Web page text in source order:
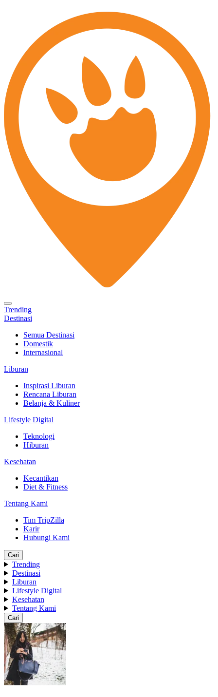
Trending
Destinasi
Semua Destinasi
Domestik
Internasional
Liburan
Inspirasi Liburan
Rencana Liburan
Belanja & Kuliner
Lifestyle Digital
Teknologi
Hiburan
Kesehatan
Kecantikan
Diet & Fitness
Tentang Kami
Tim TripZilla
Karir
Hubungi Kami
Cari
Trending
Destinasi
Liburan
Lifestyle Digital
Kesehatan
Tentang Kami
Cari